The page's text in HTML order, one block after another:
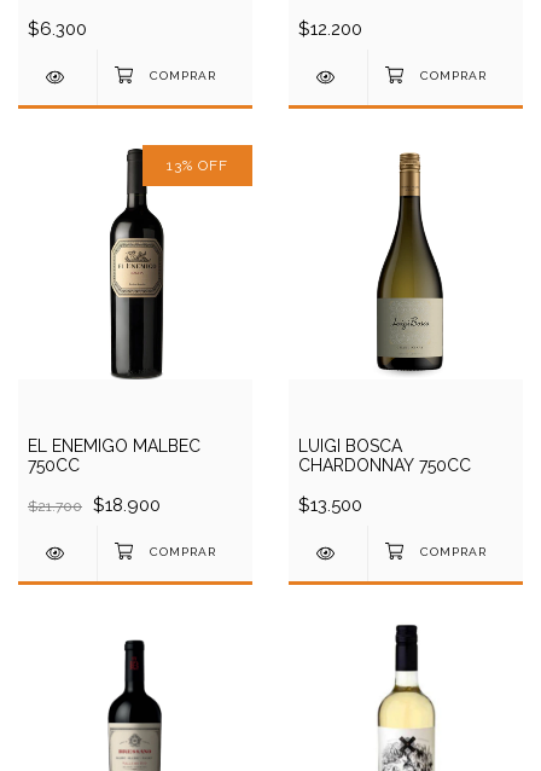
$6.300 $12.200
13% OFF
EL ENEMIGO MALBEC
750CC
$21.700 $18.900
LUIGI BOSCA
CHARDONNAY 750CC
$13.500